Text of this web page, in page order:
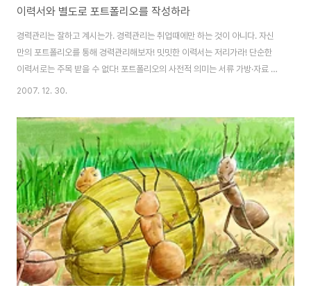
이력서와 별도로 포트폴리오를 작성하라
경력관리는 잘하고 계시는가. 경력관리는 취업때에만 하는 것이 아니다. 자신
만의 포트폴리오를 통해 경력관리해보자! 밋밋한 이력서는 저리가라! 단순한
이력서로는 주목 받을 수 없다! 포트폴리오의 사전적 의미는 서류 가방·자료 수
집철· 자료 묶음 등을 뜻한다. 주식 투자에서는 여러 종목에 분산 투자해 위험을
정에서도 포트폴리오라는 단어가 자주 등장한다. 실력을 증빙할 수 있는 자료
한두 장의 이력서만으로 인재를 평가하는 것 자체가 불가능해진 요즈음에는
‘자신의 이력이나 경력 또는 실력을 검토해 볼 수 있도록 정리한 자료’라는 의미
에서 포트폴리오라는 단어가 사용되고 있는 것이다. 이때 포트폴리오라는 단어
는 자신이 과거에 관여한 프로젝트나 ..
2007. 12. 30.